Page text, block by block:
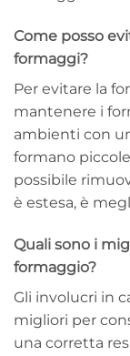
Come posso
formaggi?
Per evitare la
mantenere i
ambienti con
formano
possibile
è estesa, è
Quali sono i
formaggio?
Gli involucri in
migliori per
una corretta